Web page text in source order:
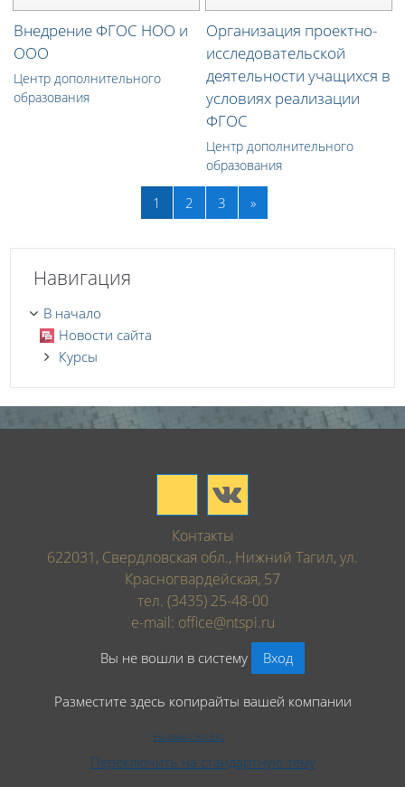
Внедрение ФГОС НОО и
ООО
Центр дополнительного
образования
Организация проектно-
исследовательской
деятельности учащихся в
условиях реализации
ФГОС
Центр дополнительного
образования
1 (текущая)
2 3 »Далее
Навигация
В начало
Новости сайта
Курсы
Контакты
622031, Свердловская обл., Нижний Тагил, ул.
Красногвардейская, 57
тел. (3435) 25-48-00
e-mail: office@ntspi.ru
Вы не вошли в систему Вход
Разместите здесь копирайты вашей компании
На базе СЭО 3KL
Переключить на стандартную тему